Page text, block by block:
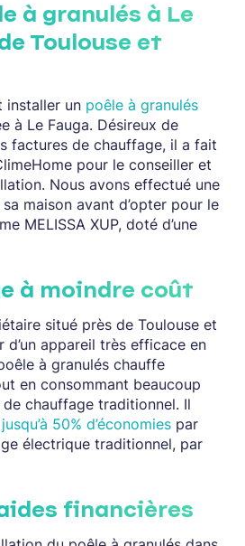
à granulés à Le
Toulouse et
installer un poêle à granulés
à Le Fauga. Désireux de
factures de chauffage, il a fait
pour le conseiller et
Nous avons effectué une
maison avant d’opter pour le
MELISSA XUP, doté d’une
à moindre coût
situé près de Toulouse et
appareil très efficace en
à granulés chauffe
en consommant beaucoup
de chauffage traditionnel. Il
jusqu’à 50% d’économies par
électrique traditionnel, par
financières